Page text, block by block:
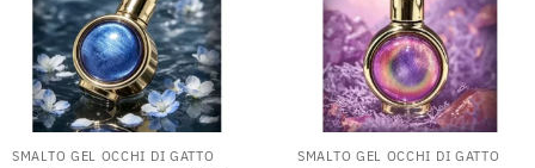
SMALTO GEL OCCHI DI GATTO SMALTO GEL OCCHI DI GATTO